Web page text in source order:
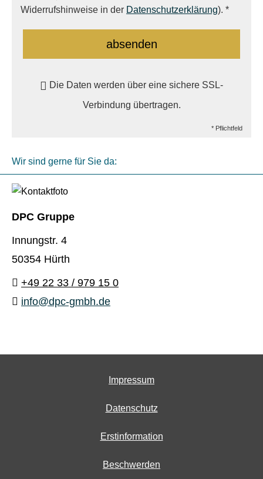
Widerrufshinweise in der Datenschutzerklärung). *
absenden
Die Daten werden über eine sichere SSL-
Verbindung übertragen.
* Pflichtfeld
Wir sind gerne für Sie da:
DPC Gruppe
Innungstr. 4
50354 Hürth
+49 22 33 / 979 15 0
info@dpc-gmbh.de
Impressum
Datenschutz
Erstinformation
Beschwerden